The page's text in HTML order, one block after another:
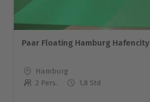
Paar Floating Hamburg Hafencity
Standort
Hamburg
Anzahl der Teilnehmer
2 Pers. 1,8 Std